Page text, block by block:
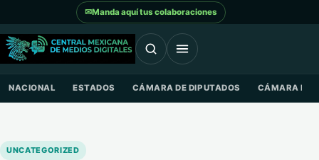
Saltar al contenido
✉Manda aquí tus colaboraciones
NACIONAL ESTADOS CÁMARA DE DIPUTADOS CÁMARA DE
UNCATEGORIZED